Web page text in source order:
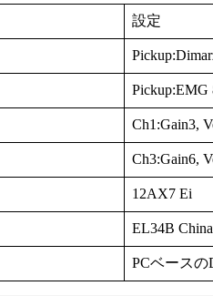
設定
Pickup:EMG
Ch1:Gain3,
Ch3:Gain6,
12AX7 Ei
EL34B China
PCベース